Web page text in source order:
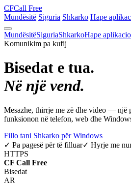
CFCall Free
Mundësitë Siguria Shkarko Hape
MundësitëSiguriaShkarkoHape
Komunikim pa kufij
Bisedat e tua.
Në një vend.
Mesazhe, thirrje me zë dhe video — një
funksionon në telefon, web dhe
Fillo tani Shkarko për Windows
✓ Pa pagesë për të filluar✓ Hyrje me
HTTPS
CF Call Free
Bisedat
AR